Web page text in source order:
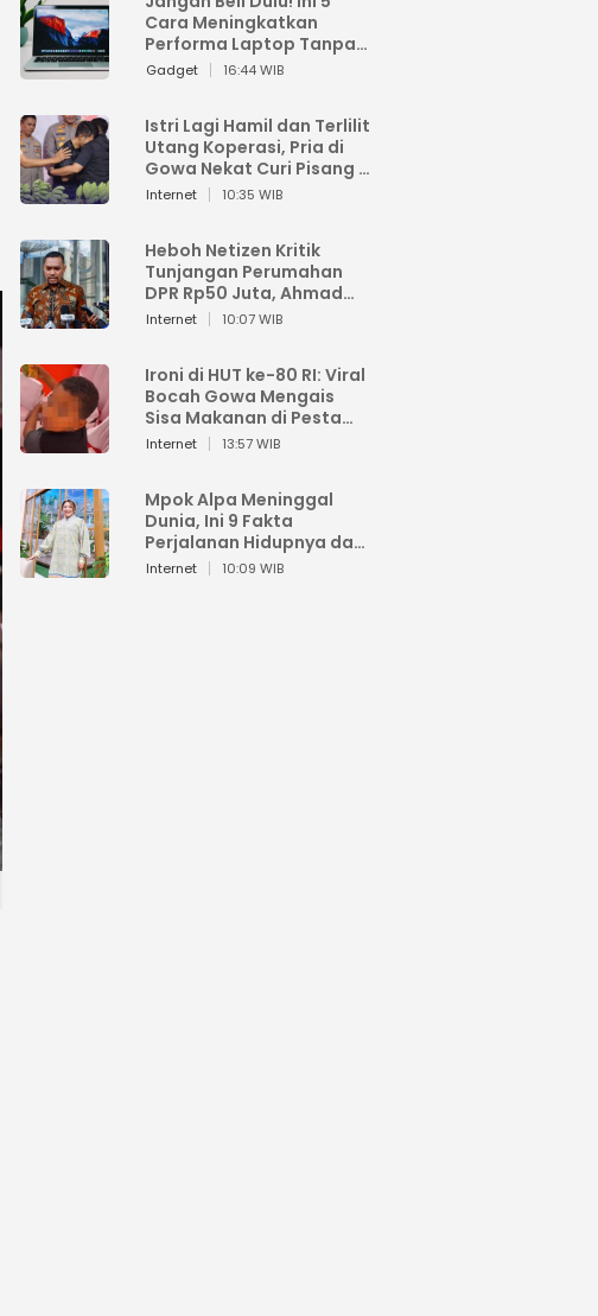
Cara Meningkatkan
Performa Laptop Tanpa
Harus Beli Baru
Gadget 16:44 WIB
Istri Lagi Hamil dan Terlilit
Utang Koperasi, Pria di
Gowa Nekat Curi Pisang 4
Tandan Milik Tetangga,
Internet 10:35 WIB
Heboh Netizen Kritik
Tunjangan Perumahan
DPR Rp50 Juta, Ahmad
Sahroni: Enggak Senang
Internet 10:07 WIB
Ironi di HUT ke-80 RI: Viral
Bocah Gowa Mengais
Sisa Makanan di Pesta
Kemerdekaan
Internet 13:57 WIB
Mpok Alpa Meninggal
Dunia, Ini 9 Fakta
Perjalanan Hidupnya dari
Viral hingga Puncak
Internet 10:09 WIB